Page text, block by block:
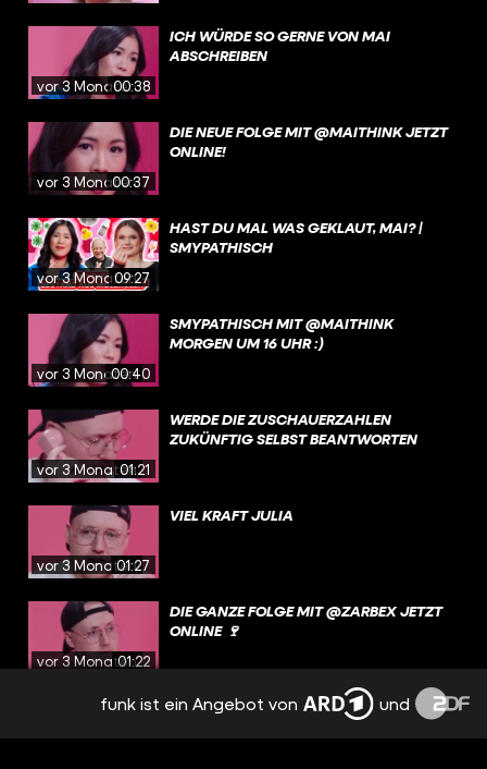
vor 3 Monaten
00:38
ICH WÜRDE SO GERNE VON MAI
ABSCHREIBEN
vor 3 Monaten
00:37
DIE NEUE FOLGE MIT @MAITHINK JETZT
ONLINE!
vor 3 Monaten
09:27
HAST DU MAL WAS GEKLAUT, MAI? |
SMYPATHISCH
vor 3 Monaten
00:40
SMYPATHISCH MIT @MAITHINK
MORGEN UM 16 UHR :)
vor 3 Monaten01:21
WERDE DIE ZUSCHAUERZAHLEN
ZUKÜNFTIG SELBST BEANTWORTEN
vor 3 Monaten
01:27
VIEL KRAFT JULIA
vor 3 Monaten
01:22
DIE GANZE FOLGE MIT @ZARBEX JETZT
ONLINE 🍷
BIST DU VÖLLIG IRRE GEWORDEN,
funk ist ein Angebot von und